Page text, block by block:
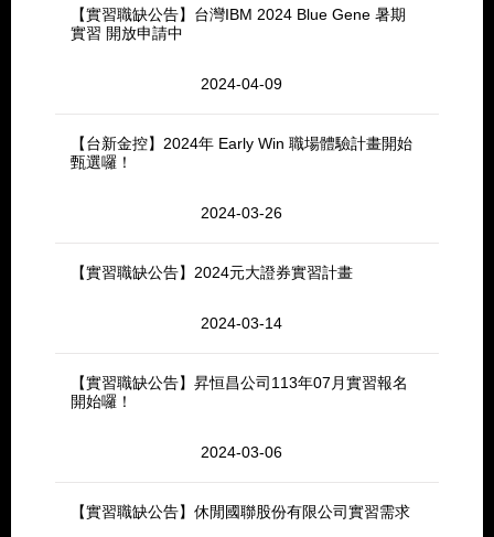
【實習職缺公告】台灣IBM 2024 Blue Gene 暑期
實習 開放申請中
2024-04-09
【台新金控】2024年 Early Win 職場體驗計畫開始
甄選囉！
2024-03-26
【實習職缺公告】2024元大證券實習計畫
2024-03-14
【實習職缺公告】昇恒昌公司113年07月實習報名
開始囉！
2024-03-06
【實習職缺公告】休閒國聯股份有限公司實習需求